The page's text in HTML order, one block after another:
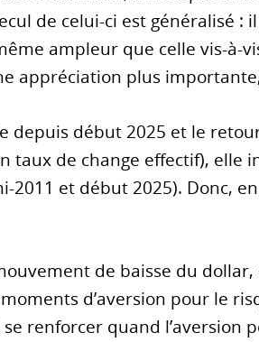
de celui-ci est généralisé :
ampleur que celle vis-à-
appréciation plus
début 2025 et le
taux de change effectif), elle
2011 et début 2025). Donc,
de baisse du dollar,
d’aversion pour le
renforcer quand l’aversion